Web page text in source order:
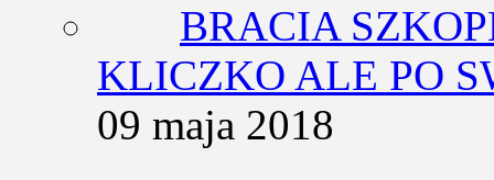
BRACIA
KLICZKO ALE PO
09 maja 2018